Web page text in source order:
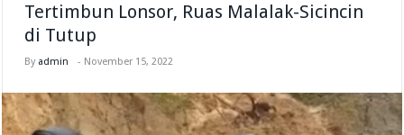
​​​​​​​Tertimbun Lonsor, Ruas Malalak-Sicincin
di Tutup
By admin - November 15, 2022